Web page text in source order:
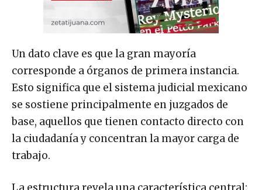
Un dato clave es que la gran mayoría
corresponde a órganos de primera instancia.
Esto significa que el sistema judicial mexicano
se sostiene principalmente en juzgados de
base, aquellos que tienen contacto directo con
la ciudadanía y concentran la mayor carga de
trabajo.